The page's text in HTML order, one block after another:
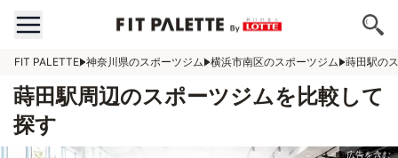
FIT PALETTE 神奈川県のスポーツジム 横浜市南区のスポーツジム 蒔田駅の
蒔田駅周辺のスポーツジムを比較して
探す